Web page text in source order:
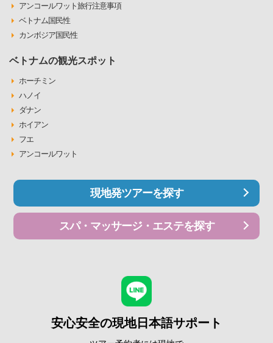
アンコールワット旅行注意事項
ベトナム国民性
カンボジア国民性
ベトナムの観光スポット
ホーチミン
ハノイ
ダナン
ホイアン
フエ
アンコールワット
現地発ツアーを探す
スパ・マッサージ・エステを探す
安心安全の現地日本語サポート